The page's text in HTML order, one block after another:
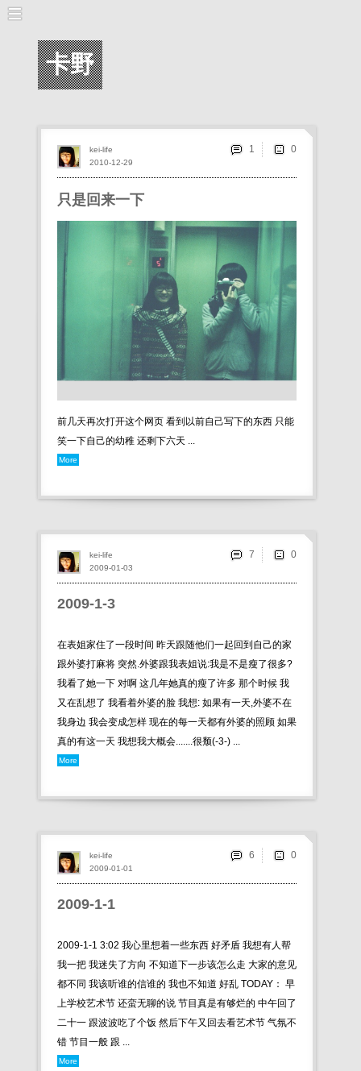
卡野
只是回来一下
前几天再次打开这个网页 看到以前自己写下的东西 只能
笑一下自己的幼稚 还剩下六天 ...
More
2010-12-29
kei-life 1
2009-1-3
在表姐家住了一段时间 昨天跟随他们一起回到自己的家
跟外婆打麻将 突然.外婆跟我表姐说:我是不是瘦了很多?
我看了她一下 对啊 这几年她真的瘦了许多 那个时候 我
又在乱想了 我看着外婆的脸 我想: 如果有一天,外婆不在
我身边 我会变成怎样 现在的每一天都有外婆的照顾 如果
真的有这一天 我想我大概会.......很颓(-3-) ...
More
2009-01-03
kei-life 7
2009-1-1
2009-1-1 3:02 我心里想着一些东西 好矛盾 我想有人帮
我一把 我迷失了方向 不知道下一步该怎么走 大家的意见
都不同 我该听谁的信谁的 我也不知道 好乱 TODAY： 早
上学校艺术节 还蛮无聊的说 节目真是有够烂的 中午回了
二十一 跟波波吃了个饭 然后下午又回去看艺术节 气氛不
错 节目一般 跟 ...
More
2009-01-01
kei-life 6